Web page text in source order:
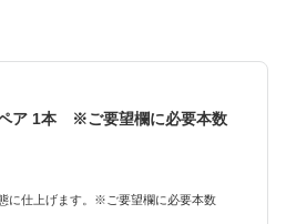
ペア 1本 ※ご要望欄に必要本数
に仕上げます。※ご要望欄に必要本数